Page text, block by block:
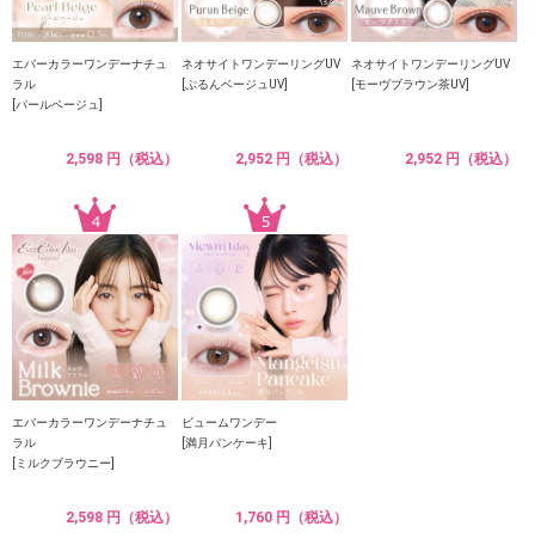
エバーカラーワンデーナチュ
ラル
[パールベージュ]
2,598 円（税込）
ネオサイトワンデーリングUV
[ぷるんベージュUV]
2,952 円（税込）
ネオサイトワンデーリングUV
[モーヴブラウン茶UV]
2,952 円（税込）
エバーカラーワンデーナチュ
ラル
[ミルクブラウニー]
2,598 円（税込）
ビュームワンデー
[満月パンケーキ]
1,760 円（税込）